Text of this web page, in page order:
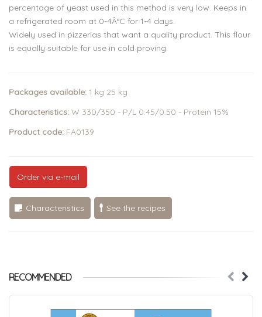
percentage of yeast used in this method is very low. Keeps in
a refrigerated room at 0-4Â°C for 1-4 days.
Widely used in pizzerias that want a quality product. This flour
is equally suitable for use in cold proving.
Packages available: 1 kg 25 kg
Characteristics: W 330/350 - P/L 0.45/0.50 - Protein 15%
Product code: FA0139
Order via e-mail
Characteristics See the recipes
RECOMMENDED